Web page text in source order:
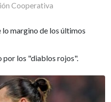
Cooperativa
lo margino de los últimos
por los "diablos rojos".